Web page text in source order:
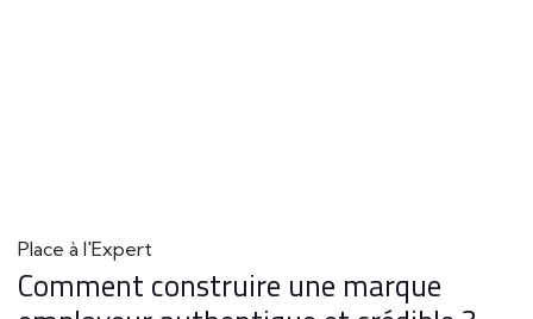
Place à l'Expert
Comment construire une marque